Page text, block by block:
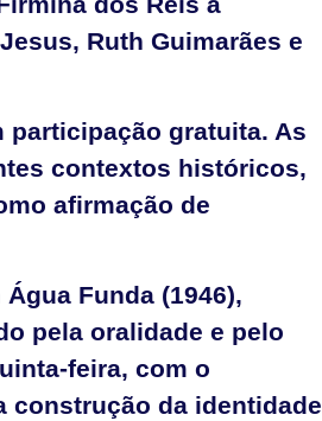
Ruth Guimarães e
participação gratuita. As
contextos históricos,
afirmação de
Funda (1946),
pela oralidade e pelo
feira, com o
construção da identidade